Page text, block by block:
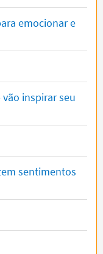
emocionar e
inspirar seu
sentimentos